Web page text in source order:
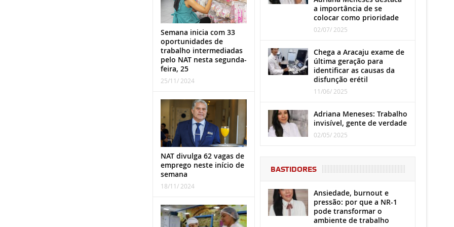
Semana inicia com 33
oportunidades de
trabalho intermediadas
pelo NAT nesta segunda-
feira, 25
25/11/ 2024
NAT divulga 62 vagas de
emprego neste início de
semana
18/11/ 2024
a importância de se
colocar como prioridade
02/07/ 2025
Chega a Aracaju exame de
última geração para
identificar as causas da
disfunção erétil
11/06/ 2025
Adriana Meneses: Trabalho
invisível, gente de verdade
02/05/ 2025
BASTIDORES
Ansiedade, burnout e
pressão: por que a NR-1
pode transformar o
ambiente de trabalho